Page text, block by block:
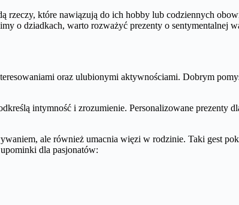
rzeczy, które nawiązują do ich hobby lub codziennych
o dziadkach, warto rozważyć prezenty o sentymentalnej
oraz ulubionymi aktywnościami. Dobrym
intymność i zrozumienie. Personalizowane prezenty
ale również umacnia więzi w rodzinie. Taki gest
dla pasjonatów: